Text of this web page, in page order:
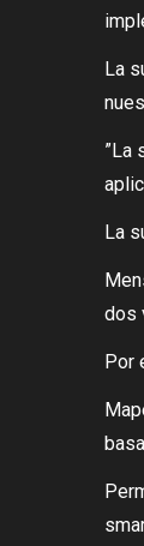
La
”La
La
dos
Por